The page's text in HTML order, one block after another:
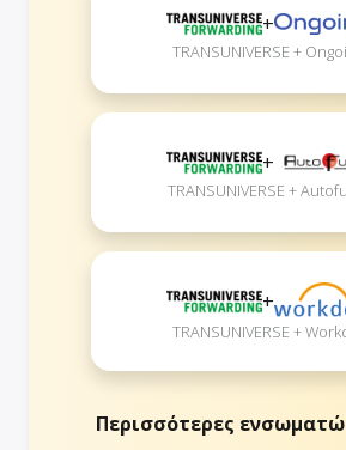
+
TRANSUNIVERSE +
+
TRANSUNIVERSE +
+
TRANSUNIVERSE +
Περισσότερες